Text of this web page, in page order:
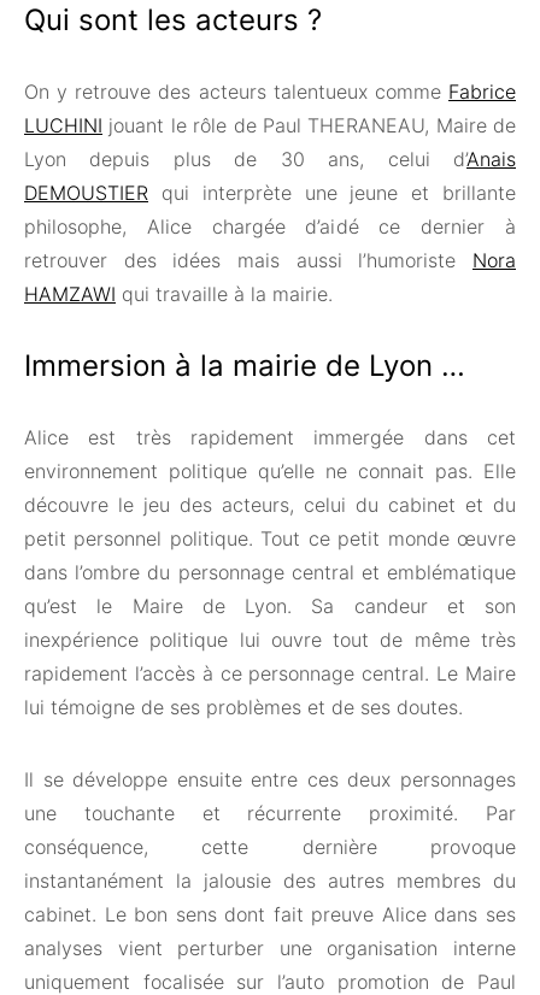
Qui sont les acteurs ?
On y retrouve des acteurs talentueux comme Fabrice
LUCHINI jouant le rôle de Paul THERANEAU, Maire de
Lyon depuis plus de 30 ans, celui d’Anais
DEMOUSTIER qui interprète une jeune et brillante
philosophe, Alice chargée d’aidé ce dernier à
retrouver des idées mais aussi l’humoriste Nora
HAMZAWI qui travaille à la mairie.
Immersion à la mairie de Lyon …
Alice est très rapidement immergée dans cet
environnement politique qu’elle ne connait pas. Elle
découvre le jeu des acteurs, celui du cabinet et du
petit personnel politique. Tout ce petit monde œuvre
dans l’ombre du personnage central et emblématique
qu’est le Maire de Lyon. Sa candeur et son
inexpérience politique lui ouvre tout de même très
rapidement l’accès à ce personnage central. Le Maire
lui témoigne de ses problèmes et de ses doutes.
Il se développe ensuite entre ces deux personnages
une touchante et récurrente proximité. Par
conséquence, cette dernière provoque
instantanément la jalousie des autres membres du
cabinet. Le bon sens dont fait preuve Alice dans ses
analyses vient perturber une organisation interne
uniquement focalisée sur l’auto promotion de Paul